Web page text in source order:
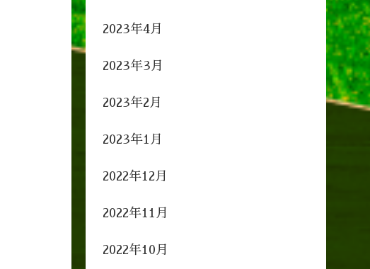
2023年4月
2023年3月
2023年2月
2023年1月
2022年12月
2022年11月
2022年10月